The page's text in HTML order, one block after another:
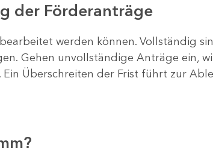
der Förderanträge
werden können. Vollständig
Gehen unvollständige Anträge ein,
Überschreiten der Frist führt zur